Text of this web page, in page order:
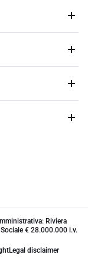
Riviera
€ 28.000.000 i.v.
Legal disclaimer